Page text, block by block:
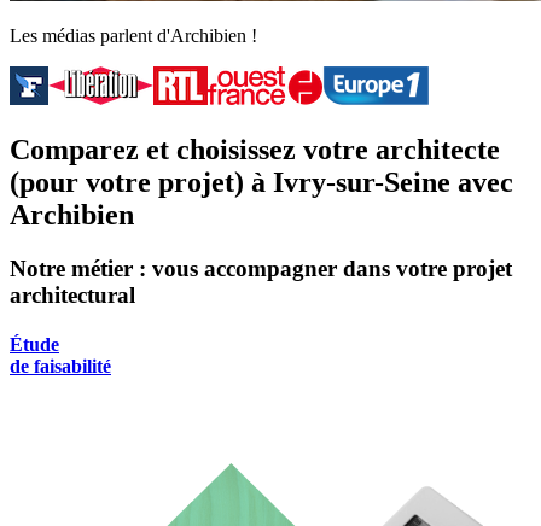
Les médias parlent d'Archibien !
Comparez et choisissez votre architecte
(pour votre projet) à Ivry-sur-Seine avec
Archibien
Notre métier : vous accompagner dans votre projet
architectural
Étude
de faisabilité